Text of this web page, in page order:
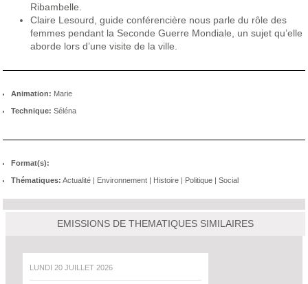
Ribambelle.
Claire Lesourd, guide conférencière nous parle du rôle des
femmes pendant la Seconde Guerre Mondiale, un sujet qu’elle
aborde lors d’une visite de la ville.
Animation: Marie
Technique: Séléna
Format(s):
Thématiques: Actualité | Environnement | Histoire | Politique | Social
EMISSIONS DE THEMATIQUES SIMILAIRES
LUNDI 20 JUILLET 2026